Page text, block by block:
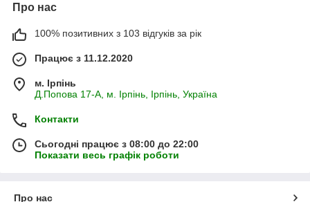
Про нас
100% позитивних з 103 відгуків за рік
Працює з 11.12.2020
м. Ірпінь
Д.Попова 17-А, м. Ірпінь, Ірпінь, Україна
Контакти
Сьогодні працює з 08:00 до 22:00
Показати весь графік роботи
Про нас